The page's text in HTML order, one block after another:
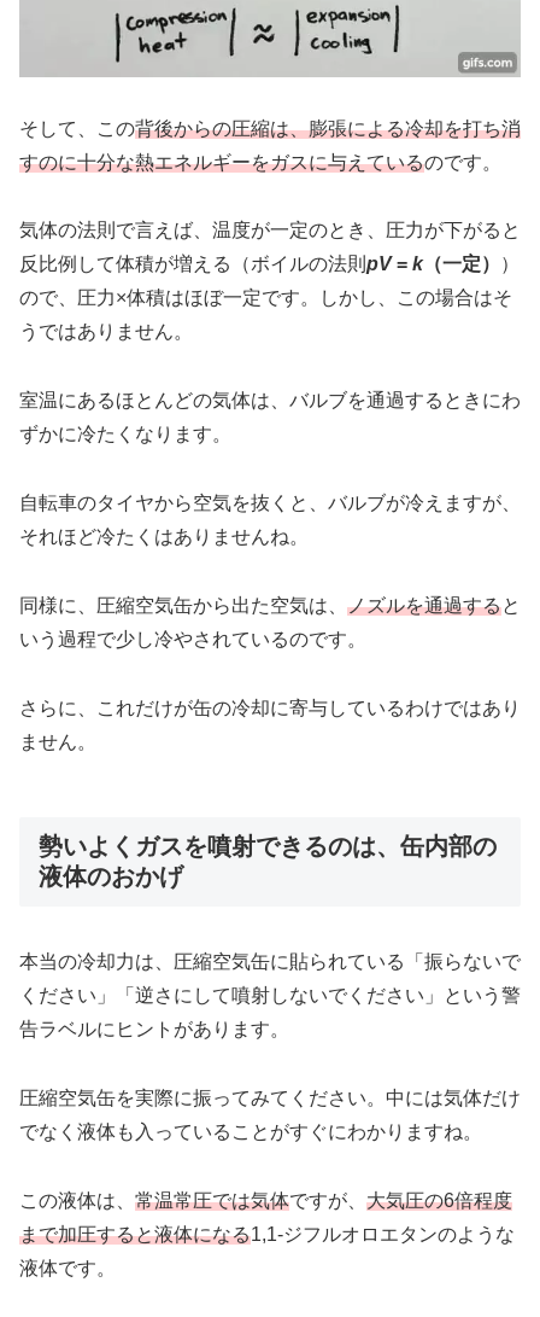
そして、この背後からの圧縮は、膨張による冷却を打ち消
すのに十分な熱エネルギーをガスに与えているのです。
気体の法則で言えば、温度が一定のとき、圧力が下がると
反比例して体積が増える（ボイルの法則 pV= k（一定）
）
ので、圧力×体積はほぼ一定です。しかし、この場合はそ
うではありません。
室温にあるほとんどの気体は、バルブを通過するときにわ
ずかに冷たくなります。
自転車のタイヤから空気を抜くと、バルブが冷えますが、
それほど冷たくはありませんね。
同様に、圧縮空気缶から出た空気は、 ノズルを通過すると
いう過程で少し冷やされているのです。
さらに、これだけが缶の冷却に寄与しているわけではあり
ません。
勢いよくガスを噴射できるのは、缶内部の
液体のおかげ
本当の冷却力は、圧縮空気缶に貼られている「振らないで
ください」「逆さにして噴射しないでください」という警
告ラベルにヒントがあります。
圧縮空気缶を実際に振ってみてください。中には気体だけ
でなく液体も入っていることがすぐにわかりますね。
この液体は、 常温常圧では気体ですが、 大気圧の6倍程度
まで加圧すると液体になる1,1-ジフルオロエタンのような
液体です。